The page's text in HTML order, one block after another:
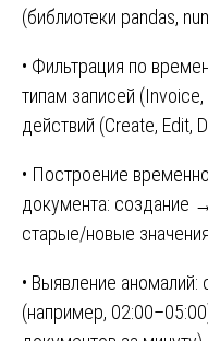
(библиотеки pandas,
• Фильтрация по
типам записей
действий (Create, Edit,
• Построение
документа: создание
старые/новые
• Выявление
(например,